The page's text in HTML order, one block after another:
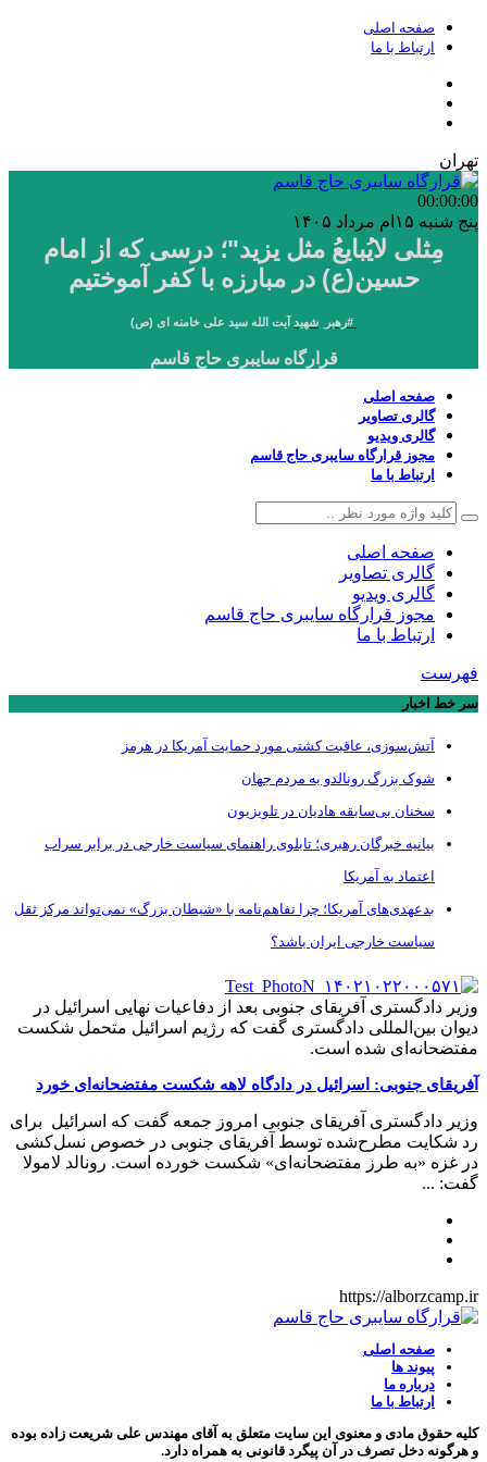
صفحه اصلی
ارتباط با ما
تهران
00:00:00
پنج شنبه ۱۵ام مرداد ۱۴۰۵
مِثلی لایُبایعُ مثل یزید"؛ درسی که از امام
حسین(ع) در مبارزه با کفر آموختیم
#رهبر_شهید آیت الله سید علی خامنه ای (ص)
قرارگاه سایبری حاج قاسم
صفحه اصلی
گالری تصاویر
گالری ویدیو
مجوز قرارگاه سایبری حاج قاسم
ارتباط با ما
صفحه اصلی
گالری تصاویر
گالری ویدیو
مجوز قرارگاه سایبری حاج قاسم
ارتباط با ما
فهرست
سر خط اخبار
آتش‌سوزی، عاقبت کشتی مورد حمایت آمریکا در هرمز
شوک بزرگ رونالدو به مردم جهان
سخنان بی‌سابقه هادیان در تلویزیون
بیانیه خبرگان رهبری؛ تابلوی راهنمای سیاست خارجی در برابر سراب
اعتماد به آمریکا
بدعهدی‌های آمریکا؛ چرا تفاهم‌نامه با «شیطان بزرگ» نمی‌تواند مرکز ثقل
سیاست خارجی ایران باشد؟
وزیر دادگستری آفریقای جنوبی بعد از دفاعیات نهایی اسرائیل در
دیوان بین‌المللی دادگستری گفت که رژیم اسرائیل متحمل شکست
مفتضحانه‌ای شده است.
آفریقای جنوبی: اسرائیل در دادگاه لاهه شکست مفتضحانه‌ای خورد
وزیر دادگستری آفریقای جنوبی امروز جمعه گفت که اسرائیل برای
رد شکایت مطرح‌شده توسط آفریقای جنوبی در خصوص نسل‌کشی
در غزه «به طرز مفتضحانه‌ای» شکست خورده است. رونالد لامولا
گفت: ...
https://alborzcamp.ir
صفحه اصلی
پیوند ها
درباره ما
ارتباط با ما
کلیه حقوق مادی و معنوی این سایت متعلق به آقای مهندس علی شریعت زاده بوده
و هرگونه دخل تصرف در آن پیگرد قانونی به همراه دارد.